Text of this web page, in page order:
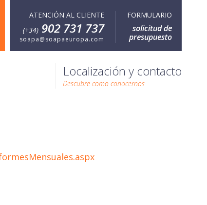
ATENCIÓN AL CLIENTE
(+34) 902 731 737
soapa@soapaeuropa.com
FORMULARIO
solicitud de
presupuesto
Localización y contacto
Descubre como conocernos